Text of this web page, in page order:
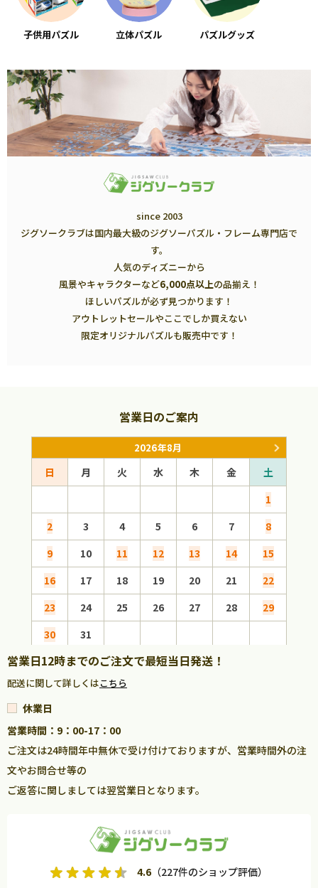
子供用パズル 立体パズル パズルグッズ
since 2003
ジグソークラブは国内最大級のジグソーパズル・フレーム専門店で
す。
人気のディズニーから
風景やキャラクターなど6,000点以上の品揃え！
ほしいパズルが必ず見つかります！
アウトレットセールやここでしか買えない
限定オリジナルパズルも販売中です！
営業日のご案内
2026年8月
日 月 火 水 木 金
土
1
2
3 4 5 6 7
8
9
10 11 12 13 14
15
16
17 18 19 20 21
22
23
24 25 26 27 28
29
30
31
営業日12時までのご注文で最短当日発送！
配送に関して詳しくはこちら
休業日
営業時間：9：00-17：00
ご注文は24時間年中無休で受け付けておりますが、営業時間外の注
文やお問合せ等の
ご返答に関しましては翌営業日となります。
4.6 （227件のショップ評価）